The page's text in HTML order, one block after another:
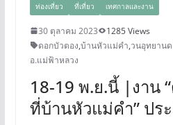
ท่องเที่ยว ที่เที่ยว เทศกาลและงาน
30 ตุลาคม 2023
1285 Views
ดอกบัวตอง,บ้านหัวแม่คำ,วนอุทยาน
อ.แม่ฟ้าหลวง
18-19 พ.ย.นี้ |งาน
ที่บ้านหัวแม่คำ” ปร